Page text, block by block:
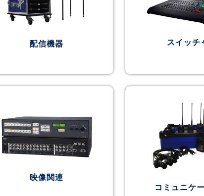
配信機器 スイッチ
映像関連
コミュニケ